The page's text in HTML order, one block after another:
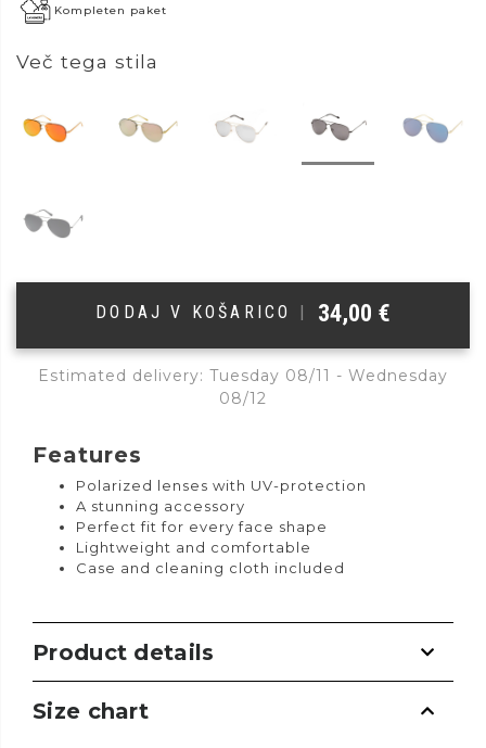
Kompleten paket
Več tega stila
DODAJ V KOŠARICO | 34,00 €
Estimated delivery: Tuesday 08/11 - Wednesday
08/12
Features
Polarized lenses with UV-protection
A stunning accessory
Perfect fit for every face shape
Lightweight and comfortable
Case and cleaning cloth included
Product details
Size chart